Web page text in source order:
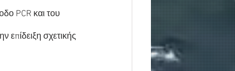
PCR και του
επίδειξη σχετικής